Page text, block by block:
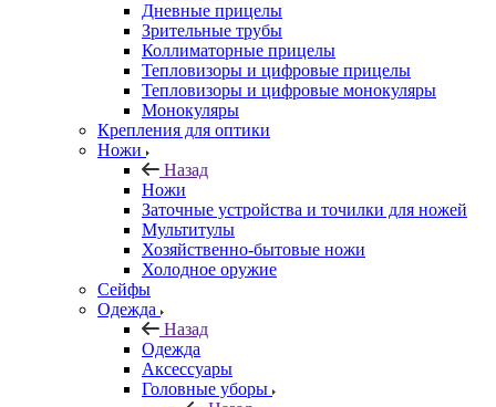
Дневные прицелы
Зрительные трубы
Коллиматорные прицелы
Тепловизоры и цифровые прицелы
Тепловизоры и цифровые монокуляры
Монокуляры
Крепления для оптики
Ножи
Назад
Ножи
Заточные устройства и точилки для ножей
Мультитулы
Хозяйственно-бытовые ножи
Холодное оружие
Сейфы
Одежда
Назад
Одежда
Аксессуары
Головные уборы